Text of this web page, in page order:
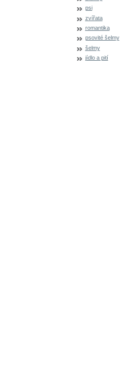
psi
zvířata
romantika
psovité šelmy
šelmy
jídlo a pití